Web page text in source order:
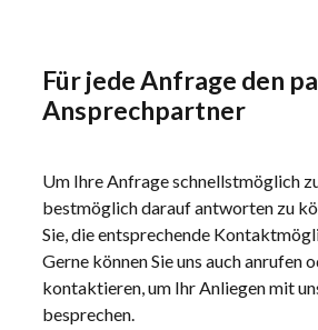
Für jede Anfrage den
Ansprechpartner
Um Ihre Anfrage schnellstmöglich
bestmöglich darauf antworten zu
Sie, die entsprechende
Gerne können Sie uns auch anrufen
kontaktieren, um Ihr Anliegen mit
besprechen.